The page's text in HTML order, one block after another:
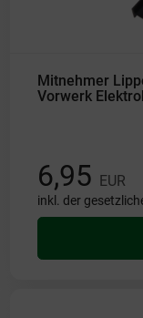
Mitnehmer
Vorwerk
6,95 EUR
inkl. der